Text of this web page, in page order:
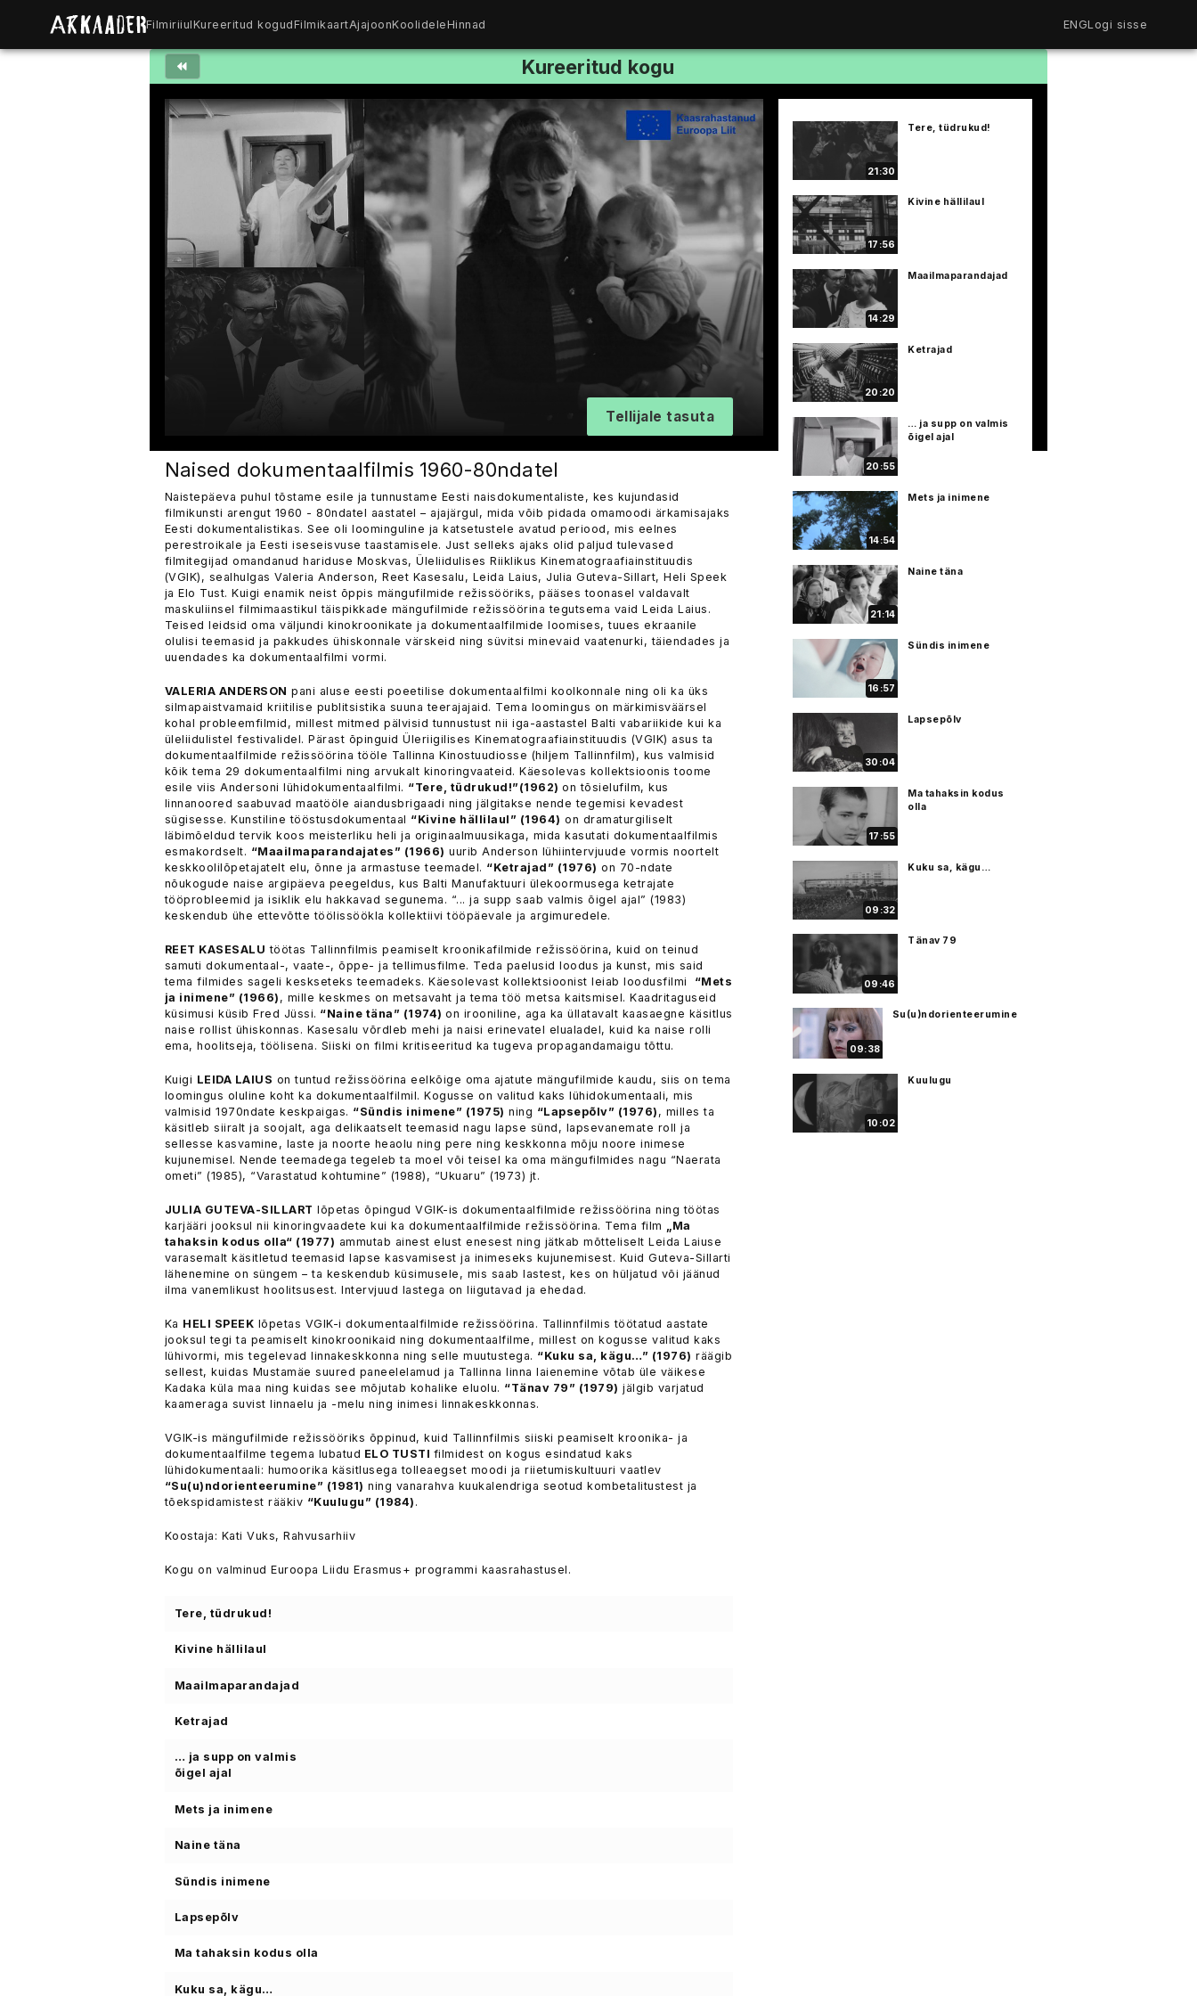
FilmiriiulKureeritud kogudFilmikaartAjajoonKoolideleHinnad ENGLogi sisse
Kureeritud kogu
Tellijale tasuta
Naised dokumentaalfilmis 1960-80ndatel
Naistepäeva puhul tõstame esile ja tunnustame Eesti naisdokumentaliste, kes kujundasid
filmikunsti arengut 1960 - 80ndatel aastatel – ajajärgul, mida võib pidada omamoodi ärkamisajaks
Eesti dokumentalistikas. See oli loominguline ja katsetustele avatud periood, mis eelnes
perestroikale ja Eesti iseseisvuse taastamisele. Just selleks ajaks olid paljud tulevased
filmitegijad omandanud hariduse Moskvas, Üleliidulises Riiklikus Kinematograafiainstituudis
(VGIK), sealhulgas Valeria Anderson, Reet Kasesalu, Leida Laius, Julia Guteva-Sillart, Heli Speek
ja Elo Tust. Kuigi enamik neist õppis mängufilmide režissööriks, pääses toonasel valdavalt
maskuliinsel filmimaastikul täispikkade mängufilmide režissöörina tegutsema vaid Leida Laius.
Teised leidsid oma väljundi kinokroonikate ja dokumentaalfilmide loomises, tuues ekraanile
olulisi teemasid ja pakkudes ühiskonnale värskeid ning süvitsi minevaid vaatenurki, täiendades ja
uuendades ka dokumentaalfilmi vormi.
VALERIA ANDERSON pani aluse eesti poeetilise dokumentaalfilmi koolkonnale ning oli ka üks
silmapaistvamaid kriitilise publitsistika suuna teerajajaid. Tema loomingus on märkimisväärsel
kohal probleemfilmid, millest mitmed pälvisid tunnustust nii iga-aastastel Balti vabariikide kui ka
üleliidulistel festivalidel. Pärast õpinguid Üleriigilises Kinematograafiainstituudis (VGIK) asus ta
dokumentaalfilmide režissöörina tööle Tallinna Kinostuudiosse (hiljem Tallinnfilm), kus valmisid
kõik tema 29 dokumentaalfilmi ning arvukalt kinoringvaateid. Käesolevas kollektsioonis toome
esile viis Andersoni lühidokumentaalfilmi. “Tere, tüdrukud!”(1962)on tõsielufilm, kus
linnanoored saabuvad maatööle aiandusbrigaadi ning jälgitakse nende tegemisi kevadest
sügisesse. Kunstiline tööstusdokumentaal “Kivine hällilaul” (1964) on dramaturgiliselt
läbimõeldud tervik koos meisterliku heli ja originaalmuusikaga, mida kasutati dokumentaalfilmis
esmakordselt. “Maailmaparandajates” (1966) uurib Anderson lühiintervjuude vormis noortelt
keskkoolilõpetajatelt elu, õnne ja armastuse teemadel. “Ketrajad” (1976) on 70-ndate
nõukogude naise argipäeva peegeldus, kus Balti Manufaktuuri ülekoormusega ketrajate
tööprobleemid ja isiklik elu hakkavad segunema. “... ja supp saab valmis õigel ajal” (1983)
keskendub ühe ettevõtte töölissöökla kollektiivi tööpäevale ja argimuredele.
REET KASESALU töötas Tallinnfilmis peamiselt kroonikafilmide režissöörina, kuid on teinud
samuti dokumentaal-, vaate-, õppe- ja tellimusfilme. Teda paelusid loodus ja kunst, mis said
tema filmides sageli keskseteks teemadeks. Käesolevast kollektsioonist leiab loodusfilmi
“Mets
ja inimene” (1966) , mille keskmes on metsavaht ja tema töö metsa kaitsmisel. Kaadritaguseid
küsimusi küsib Fred Jüssi. “Naine täna” (1974)on irooniline, aga ka üllatavalt kaasaegne käsitlus
naise rollist ühiskonnas. Kasesalu võrdleb mehi ja naisi erinevatel elualadel, kuid ka naise rolli
ema, hoolitseja, töölisena. Siiski on filmi kritiseeritud ka tugeva propagandamaigu tõttu.
Kuigi LEIDA LAIUS on tuntud režissöörina eelkõige oma ajatute mängufilmide kaudu, siis on tema
loomingus oluline koht ka dokumentaalfilmil. Kogusse on valitud kaks lühidokumentaali, mis
valmisid 1970ndate keskpaigas. “Sündis inimene” (1975) ning “Lapsepõlv” (1976) , milles ta
käsitleb siiralt ja soojalt, aga delikaatselt teemasid nagu lapse sünd, lapsevanemate roll ja
sellesse kasvamine, laste ja noorte heaolu ning pere ning keskkonna mõju noore inimese
kujunemisel. Nende teemadega tegeleb ta moel või teisel ka oma mängufilmides nagu “Naerata
ometi” (1985), “Varastatud kohtumine” (1988), “Ukuaru” (1973) jt.
JULIA GUTEVA-SILLART lõpetas õpingud VGIK-is dokumentaalfilmide režissöörina ning töötas
karjääri jooksul nii kinoringvaadete kui ka dokumentaalfilmide režissöörina. Tema film
„Ma
tahaksin kodus olla“ (1977) ammutab ainest elust enesest ning jätkab mõtteliselt Leida Laiuse
varasemalt käsitletud teemasid lapse kasvamisest ja inimeseks kujunemisest. Kuid Guteva-Sillarti
lähenemine on süngem – ta keskendub küsimusele, mis saab lastest, kes on hüljatud või jäänud
ilma vanemlikust hoolitsusest. Intervjuud lastega on liigutavad ja ehedad.
Ka HELI SPEEK lõpetas VGIK-i dokumentaalfilmide režissöörina. Tallinnfilmis töötatud aastate
jooksul tegi ta peamiselt kinokroonikaid ning dokumentaalfilme, millest on kogusse valitud kaks
lühivormi, mis tegelevad linnakeskkonna ning selle muutustega. “Kuku sa, kägu…” (1976) räägib
sellest, kuidas Mustamäe suured paneelelamud ja Tallinna linna laienemine võtab üle väikese
Kadaka küla maa ning kuidas see mõjutab kohalike eluolu. “Tänav 79” (1979) jälgib varjatud
kaameraga suvist linnaelu ja -melu ning inimesi linnakeskkonnas.
VGIK-is mängufilmide režissööriks õppinud, kuid Tallinnfilmis siiski peamiselt kroonika- ja
dokumentaalfilme tegema lubatud ELO TUSTI filmidest on kogus esindatud kaks
lühidokumentaali: humoorika käsitlusega tolleaegset moodi ja riietumiskultuuri vaatlev
“Su(u)ndorienteerumine” (1981) ning vanarahva kuukalendriga seotud kombetalitustest ja
tõekspidamistest rääkiv “Kuulugu” (1984) .
Koostaja: Kati Vuks, Rahvusarhiiv
Kogu on valminud Euroopa Liidu Erasmus+ programmi kaasrahastusel.
Tere, tüdrukud!
Kivine hällilaul
Maailmaparandajad
Ketrajad
… ja supp on valmis
õigel ajal
Mets ja inimene
Naine täna
Sündis inimene
Lapsepõlv
Ma tahaksin kodus olla
Kuku sa, kägu…
21:30
Tere, tüdrukud!
17:56
Kivine hällilaul
14:29
Maailmaparandajad
20:20
Ketrajad
20:55
… ja supp on valmis
õigel ajal
14:54
Mets ja inimene
21:14
Naine täna
16:57
Sündis inimene
30:04
Lapsepõlv
17:55
Ma tahaksin kodus
olla
09:32
Kuku sa, kägu…
09:46
Tänav 79
09:38
Su(u)ndorienteerumine
10:02
Kuulugu